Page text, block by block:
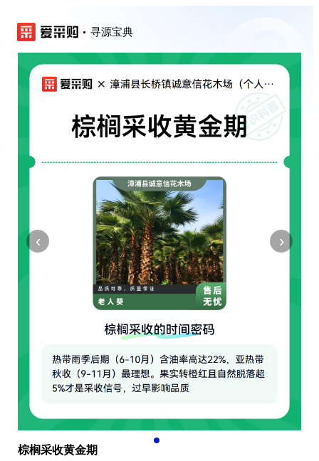
寻源宝典
‹ ›
棕榈采收黄金期